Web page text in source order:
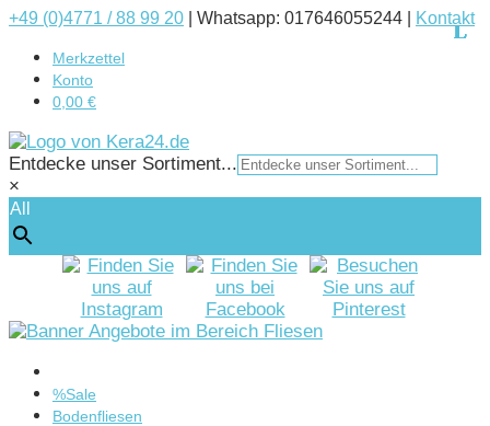
+49 (0)4771 / 88 99 20 Whatsapp: 017646055244 | Kontakt
Merkzettel
Konto
0,00 €
Entdecke unser Sortiment...
×
All
%Sale
Bodenfliesen